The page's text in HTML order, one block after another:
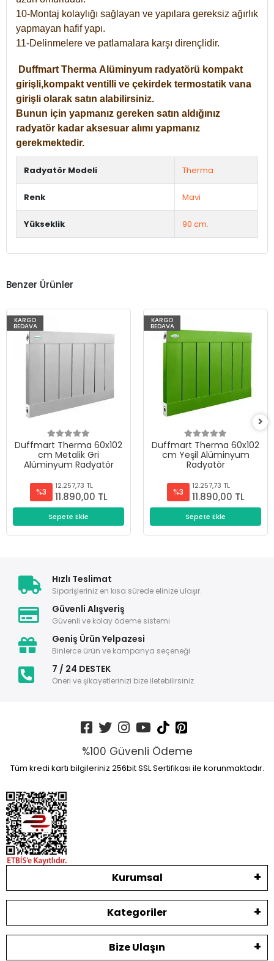
10-Montaj kolaylığı sağlayan ve yapılara gereksiz ağırlık
yapmayan hafif yapı.
11-Delinmelere ve patlamalara karşı dirençlidir.
Duffmart Therma Alüminyum radyatörü kompakt
girişli,kompakt ventilli ve çekirdek termostatik vana
girişli olarak satın alabilirsiniz.
Bunun için yapmanız gereken satın aldığınız
radyatör kadar aksesuar alımı yapmanız
gerekmektedir.
Radyatör Modeli Therma
Renk Mavi
Yükseklik 90 cm.
Benzer Ürünler
KARGO
BEDAVA
Duffmart Therma 60x102
cm Metalik Gri
Alüminyum Radyatör
%3
12.257,73 TL
11.890,00 TL
Sepete Ekle
KARGO
BEDAVA
Duffmart Therma 60x102
cm Yeşil Alüminyum
Radyatör
%3
12.257,73 TL
11.890,00 TL
Sepete Ekle
Hızlı Teslimat
Siparişleriniz en kısa sürede elinize ulaşır.
Güvenli Alışveriş
Güvenli ve kolay ödeme sistemi
Geniş Ürün Yelpazesi
Binlerce ürün ve kampanya seçeneği
7 / 24 DESTEK
Öneri ve şikayetlerinizi bize iletebilirsiniz.
%100 Güvenli Ödeme
Tüm kredi kartı bilgileriniz 256bit SSL Sertifikası ile korunmaktadır.
Kurumsal
Kategoriler
Bize Ulaşın